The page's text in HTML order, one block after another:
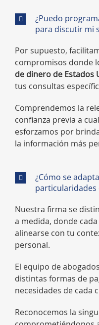
¿Puedo
para discutir mi
Por supuesto,
compromisos donde
de dinero de Estados
tus consultas
Comprendemos la
confianza previa a
esforzamos por
la información más
¿Cómo se
particularidades
Nuestra firma se
a medida, donde
alinearse con tu
personal.
El equipo de
distintas formas de
necesidades de cada
Reconocemos la